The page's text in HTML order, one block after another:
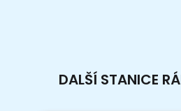
DALŠÍ STANICE